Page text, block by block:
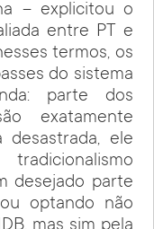
– explicitou o
entre PT e
termos, os
do sistema
parte dos
exatamente
ele
desejado parte
optando não